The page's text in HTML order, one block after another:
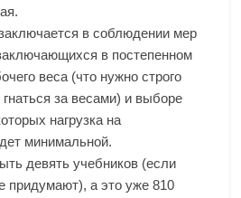
в соблюдении мер
в постепенном
веса (что нужно строго
за весами) и выборе
нагрузка на
минимальной.
девять учебников (если
придумают), а это уже 810